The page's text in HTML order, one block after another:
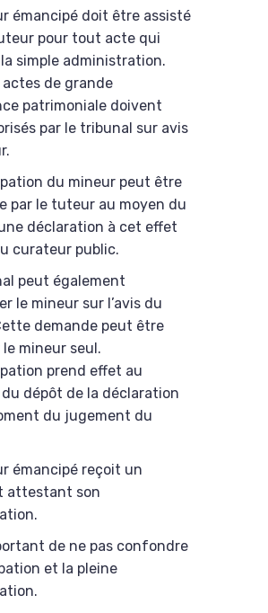
émancipé doit être assisté
pour tout acte qui
simple administration.
de grande
patrimoniale doivent
par le tribunal sur avis
du mineur peut être
par le tuteur au moyen du
déclaration à cet effet
curateur public.
peut également
le mineur sur l’avis du
demande peut être
mineur seul.
prend effet au
dépôt de la déclaration
du jugement du
émancipé reçoit un
attestant son
de ne pas confondre
et la pleine